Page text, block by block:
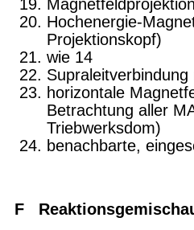
Hochenergie-
Projektionskopf)
wie 14
horizontale
Betrachtung aller
Triebwerksdom)
benachbarte,
F